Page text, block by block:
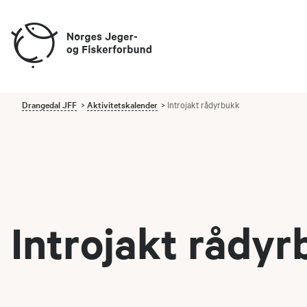
Drangedal JFF Aktivitetskalender Introjakt rådyrbukk
Introjakt